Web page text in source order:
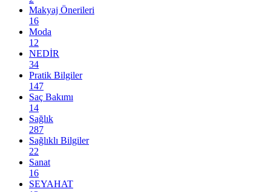
Makyaj Önerileri
16
Moda
12
NEDİR
34
Pratik Bilgiler
147
Saç Bakımı
14
Sağlık
287
Sağlıklı Bilgiler
22
Sanat
16
SEYAHAT